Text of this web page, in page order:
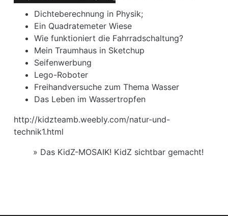
Dichteberechnung in Physik;
Ein Quadratemeter Wiese
Wie funktioniert die Fahrradschaltung?
Mein Traumhaus in Sketchup
Seifenwerbung
Lego-Roboter
Freihandversuche zum Thema Wasser
Das Leben im Wassertropfen
http://kidzteamb.weebly.com/natur-und-
technik1.html
» Das KidZ-MOSAIK! KidZ sichtbar gemacht!